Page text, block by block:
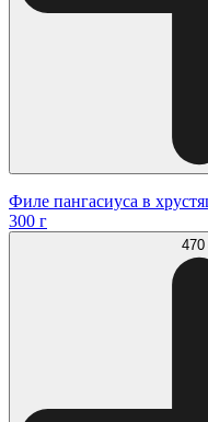
Филе пангасиуса в
300 г
470